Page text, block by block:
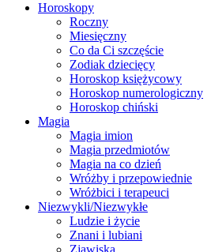
Horoskopy
Roczny
Miesięczny
Co da Ci szczęście
Zodiak dziecięcy
Horoskop księżycowy
Horoskop numerologiczny
Horoskop chiński
Magia
Magia imion
Magia przedmiotów
Magia na co dzień
Wróżby i przepowiednie
Wróżbici i terapeuci
Niezwykli/Niezwykłe
Ludzie i życie
Znani i lubiani
Zjawiska